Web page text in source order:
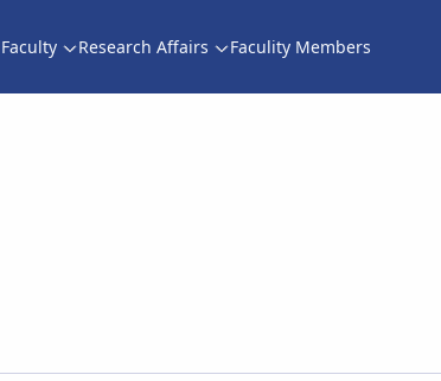
Faculty Research Affairs Faculity Members
«شبیه‌سازی حباب‌ها در جریان برشی و